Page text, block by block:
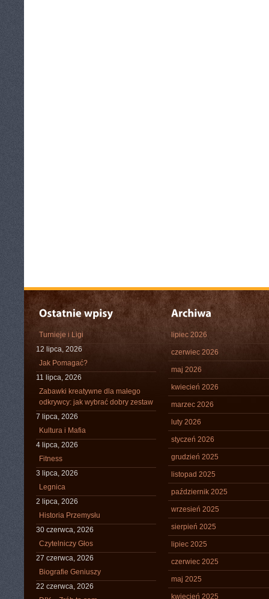
Turnieje i Ligi
12 lipca, 2026
Jak Pomagać?
11 lipca, 2026
Zabawki kreatywne dla małego
odkrywcy: jak wybrać dobry zestaw
7 lipca, 2026
Kultura i Mafia
4 lipca, 2026
Fitness
3 lipca, 2026
Legnica
2 lipca, 2026
Historia Przemysłu
30 czerwca, 2026
Czytelniczy Głos
27 czerwca, 2026
Biografie Geniuszy
22 czerwca, 2026
lipiec 2026
czerwiec 2026
maj 2026
kwiecień 2026
marzec 2026
luty 2026
styczeń 2026
grudzień 2025
listopad 2025
październik 2025
wrzesień 2025
sierpień 2025
lipiec 2025
czerwiec 2025
maj 2025
kwiecień 2025